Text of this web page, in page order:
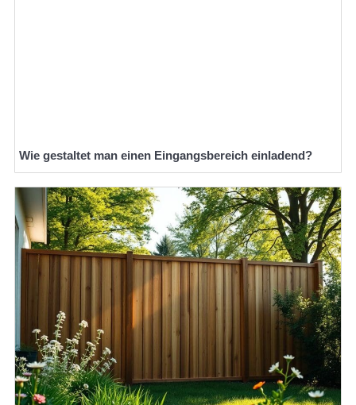
Wie gestaltet man einen Eingangsbereich einladend?